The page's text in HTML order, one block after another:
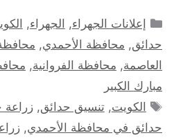
التصنيفات
إعلانات الجهراء, الجهراء,
حدائق, محافظة الأحمدي,
العاصمة, محافظة الفروانية,
مبارك الكبير
الوسوم
الكويت,تنسيق حدائق,زراعة
حدائق في محافظة الأحمدي,